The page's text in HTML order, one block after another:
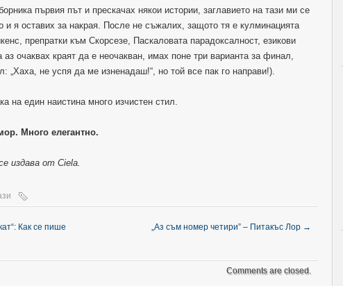
първия път и прескачах някои истории, заглавието на тази ми се
и я оставих за накрая. После не съжалих, защото тя е кулминацията
препратки към Скорсезе, Паскаловата парадоксалност, езикови
аз очаквах краят да е неочакван, имах поне три варианта за финал,
„Хаха, не успя да ме изненадаш!“, но той все пак го направи!).
на един наистина много изчистен стил.
Много елегантно.
издава от Ciela.
Как се пише
„Аз съм номер четири” – Питакъс Лор →
Comments are closed.